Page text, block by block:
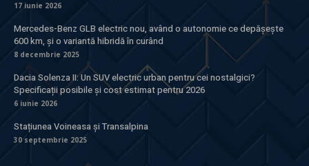
17 iunie 2026
Mercedes-Benz GLB electric nou, având o autonomie ce depășește
600 km, și o variantă hibridă în curând
8 decembrie 2025
Dacia Solenza II: Un SUV electric urban pentru cei nostalgici?
Specificații posibile și cost estimat pentru 2026
6 iunie 2026
Stațiunea Voineasa și Transalpina
30 septembrie 2025